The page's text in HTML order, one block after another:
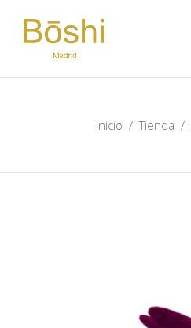
Inicio /Tienda /